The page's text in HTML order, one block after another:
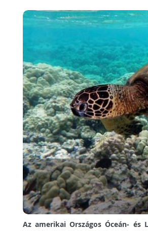
Az amerikai Országos Óceán-